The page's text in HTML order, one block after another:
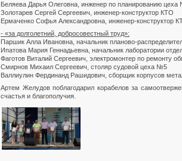
Беляева Дарья Олеговна, инженер по планированию
Золотарев Сергей Сергеевич, инженер-конструктор КТО
Ермаченко Софья Александровна, инженер-конструктор
- «за долголетний, добросовестный труд»:
Паршик Алла Ивановна, начальник планово-
Ипатова Мария Геннадьевна, начальник лаборатории
Фаготов Виталий Сергеевич, электромонтер по ремонту
Смирнов Михаил Сергеевич, столяр судовой цеха №5
Валлиулин Фердинанд Рашидович, сборщик корпусов
Артем Желудов поблагодарил корабелов за
счастья и благополучия.